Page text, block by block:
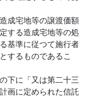
成宅地等の譲渡価額
する造成宅地等の処
基準に従つて施行者
するものであるこ
下に「又は第二十三
画に定められた信託